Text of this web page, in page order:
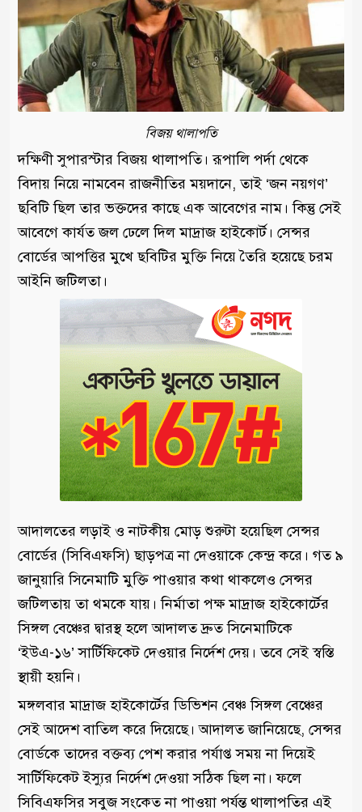
বিজয় থালাপতি
দক্ষিণী সুপারস্টার বিজয় থালাপতি। রূপালি পর্দা থেকে
বিদায় নিয়ে নামবেন রাজনীতির ময়দানে, তাই ‘জন নয়গণ’
ছবিটি ছিল তার ভক্তদের কাছে এক আবেগের নাম। কিন্তু সেই
আবেগে কার্যত জল ঢেলে দিল মাদ্রাজ হাইকোর্ট। সেন্সর
বোর্ডের আপত্তির মুখে ছবিটির মুক্তি নিয়ে তৈরি হয়েছে চরম
আইনি জটিলতা।
আদালতের লড়াই ও নাটকীয় মোড় শুরুটা হয়েছিল সেন্সর
বোর্ডের (সিবিএফসি) ছাড়পত্র না দেওয়াকে কেন্দ্র করে। গত ৯
জানুয়ারি সিনেমাটি মুক্তি পাওয়ার কথা থাকলেও সেন্সর
জটিলতায় তা থমকে যায়। নির্মাতা পক্ষ মাদ্রাজ হাইকোর্টের
সিঙ্গল বেঞ্চের দ্বারস্থ হলে আদালত দ্রুত সিনেমাটিকে
‘ইউএ-১৬’ সার্টিফিকেট দেওয়ার নির্দেশ দেয়। তবে সেই স্বস্তি
স্থায়ী হয়নি।
মঙ্গলবার মাদ্রাজ হাইকোর্টের ডিভিশন বেঞ্চ সিঙ্গল বেঞ্চের
সেই আদেশ বাতিল করে দিয়েছে। আদালত জানিয়েছে, সেন্সর
বোর্ডকে তাদের বক্তব্য পেশ করার পর্যাপ্ত সময় না দিয়েই
সার্টিফিকেট ইস্যুর নির্দেশ দেওয়া সঠিক ছিল না। ফলে
সিবিএফসির সবুজ সংকেত না পাওয়া পর্যন্ত থালাপতির এই